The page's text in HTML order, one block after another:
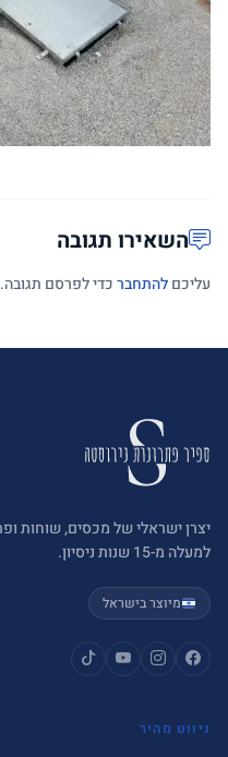
השאירו תגובה
עליכםלהתחברכדי לפרסם תגובה.
יצרן ישראלי של מכסים, שוחות
למעלה מ-15 שנות ניסיון.
מיוצר בישראל
ניווט מהיר